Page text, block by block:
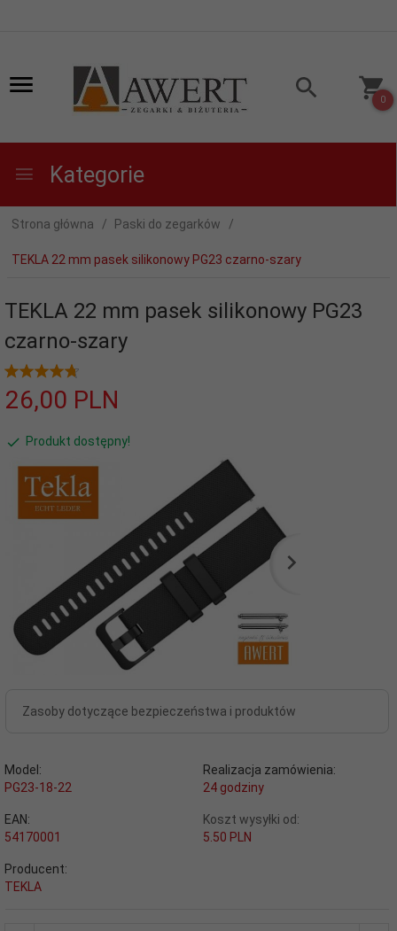
0
Kategorie
Strona główna Paski do zegarków
TEKLA 22 mm pasek silikonowy PG23 czarno-szary
TEKLA 22 mm pasek silikonowy PG23
czarno-szary
26,00 PLN
Produkt dostępny!
Zasoby dotyczące bezpieczeństwa i produktów
Model:
PG23-18-22
Realizacja zamówienia:
24 godziny
EAN:
54170001
Koszt wysyłki od:
5.50 PLN
Producent:
TEKLA